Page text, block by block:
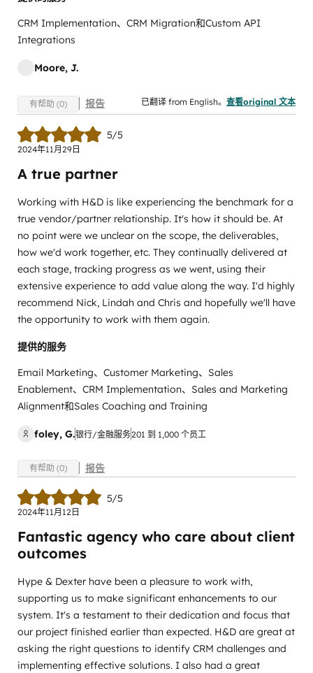
CRM Implementation、CRM Migration和Custom API
Integrations
Moore, J.
有帮助 (0) 报告 已翻译 from English。 查看original 文本
5/5
2024年11月29日
A true partner
Working with H&D is like experiencing the benchmark for a
true vendor/partner relationship. It's how it should be. At
no point were we unclear on the scope, the deliverables,
how we'd work together, etc. They continually delivered at
each stage, tracking progress as we went, using their
extensive experience to add value along the way. I'd highly
recommend Nick, Lindah and Chris and hopefully we'll have
the opportunity to work with them again.
提供的服务
Email Marketing、Customer Marketing、Sales
Enablement、CRM Implementation、Sales and Marketing
Alignment和Sales Coaching and Training
foley, G.银行/金融服务201 到 1,000 个员工
有帮助 (0) 报告
5/5
2024年11月12日
Fantastic agency who care about client
outcomes
Hype & Dexter have been a pleasure to work with,
supporting us to make significant enhancements to our
system. It's a testament to their dedication and focus that
our project finished earlier than expected. H&D are great at
asking the right questions to identify CRM challenges and
implementing effective solutions. I also had a great